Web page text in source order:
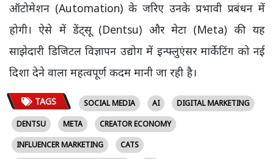
ऑटोमेशन (Automation) के जरिए उनके प्रभावी प्रबंधन में
होगी। ऐसे में डेंट्सू (Dentsu) और मेटा (Meta) की यह
साझेदारी डिजिटल विज्ञापन उद्योग में इन्फ्लुएंसर मार्केटिंग को नई
दिशा देने वाला महत्वपूर्ण कदम मानी जा रही है।
TAGS SOCIAL MEDIA AI
DIGITAL MARKETING
DENTSU
META
CREATOR ECONOMY
INFLUENCER MARKETING
CATS